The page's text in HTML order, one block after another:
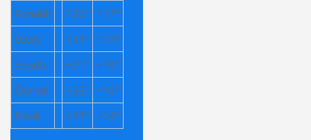
Pondělí
+30° +17°
Úterý
+23° +13°
Středa
+21° +10°
Čtvrtek
+23° +12°
Pátek
+27° +14°